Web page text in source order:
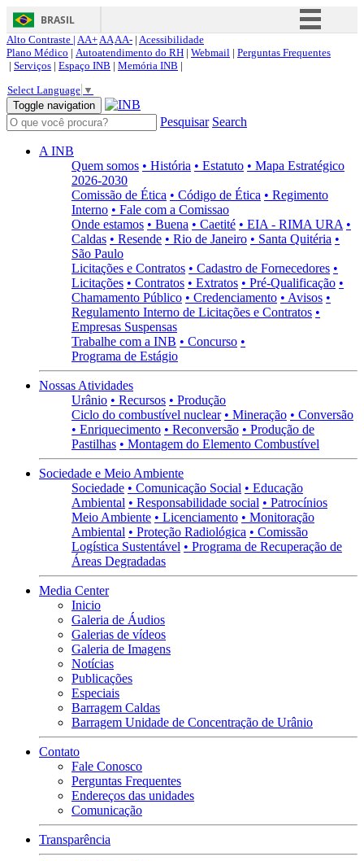
BRASIL
Simplifique!
Acesso à informação
Canais
Alto Contraste | AA+AAAA- | Acessibilidade
Plano Médico | Autoatendimento do RH | Webmail | Perguntas Frequentes
| Serviços | Espaço INB | Memória INB |
Select Language ▼
Toggle navigation
Pesquisar Search
A INB
Quem somos • História • Estatuto • Mapa Estratégico
2026-2030
Comissão de Ética • Código de Ética • Regimento
Interno • Fale com a Comissao
Onde estamos • Buena • Caetité • EIA - RIMA URA •
Caldas • Resende • Rio de Janeiro • Santa Quitéria •
São Paulo
Licitações e Contratos • Cadastro de Fornecedores •
Licitações • Contratos • Extratos • Pré-Qualificação •
Chamamento Público • Credenciamento • Avisos •
Regulamento Interno de Licitações e Contratos •
Empresas Suspensas
Trabalhe com a INB • Concurso •
Programa de Estágio
Nossas Atividades
Urânio • Recursos • Produção
Ciclo do combustível nuclear • Mineração • Conversão
• Enriquecimento • Reconversão • Produção de
Pastilhas • Montagem do Elemento Combustível
Sociedade e Meio Ambiente
Sociedade • Comunicação Social • Educação
Ambiental • Responsabilidade social • Patrocínios
Meio Ambiente • Licenciamento • Monitoração
Ambiental • Proteção Radiológica • Comissão
Logística Sustentável • Programa de Recuperação de
Áreas Degradadas
Media Center
Inicio
Galeria de Áudios
Galerias de vídeos
Galeria de Imagens
Notícias
Publicações
Especiais
Barragem Caldas
Barragem Unidade de Concentração de Urânio
Contato
Fale Conosco
Perguntas Frequentes
Endereços das unidades
Comunicação
Transparência